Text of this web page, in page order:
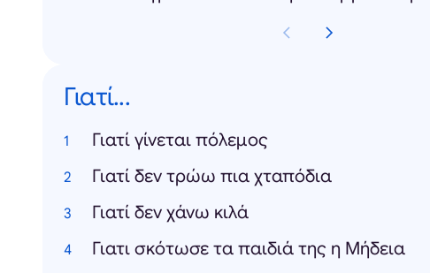
Γιατί...
Γιατί γίνεται πόλεμος
Γιατί δεν τρώω πια χταπόδια
Γιατί δεν χάνω κιλά
Γιατι σκότωσε τα παιδιά της η Μήδεια